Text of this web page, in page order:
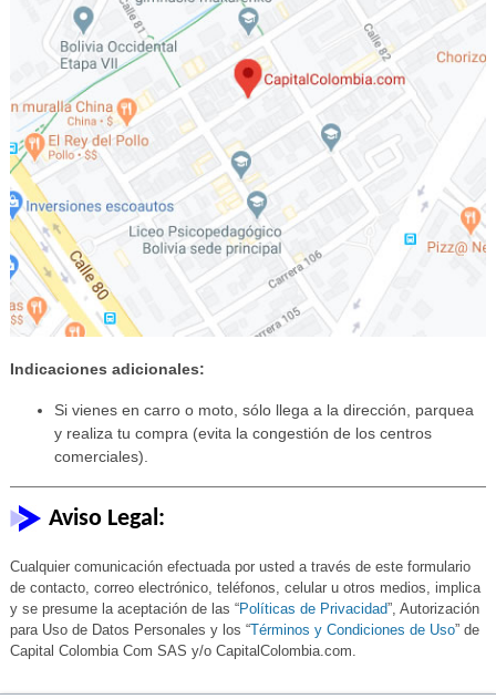
Indicaciones adicionales:
Si vienes en carro o moto, sólo llega a la dirección, parquea
y realiza tu compra (evita la congestión de los centros
comerciales).
Aviso Legal:
Cualquier comunicación efectuada por usted a través de este formulario
de contacto, correo electrónico, teléfonos, celular u otros medios, implica
y se presume la aceptación de las “Políticas de Privacidad”, Autorización
para Uso de Datos Personales y los “Términos y Condiciones de Uso” de
Capital Colombia Com SAS y/o CapitalColombia.com.